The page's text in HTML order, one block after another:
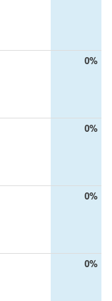
0%
0%
0%
0%